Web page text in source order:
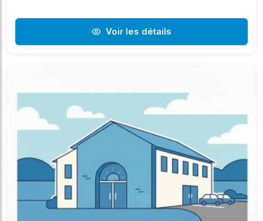
Voir les détails